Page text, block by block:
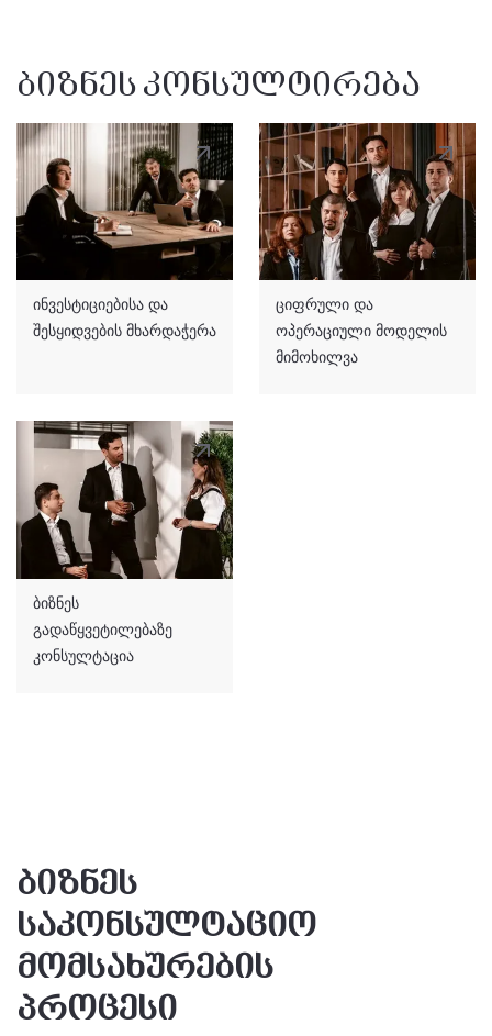
ბიზნეს კონსულტირება
ინვესტიციებისა და
შესყიდვების მხარდაჭერა
ციფრული და
ოპერაციული მოდელის
მიმოხილვა
ბიზნეს
გადაწყვეტილებაზე
კონსულტაცია
ბიზნეს
საკონსულტაციო
მომსახურების
პროცესი